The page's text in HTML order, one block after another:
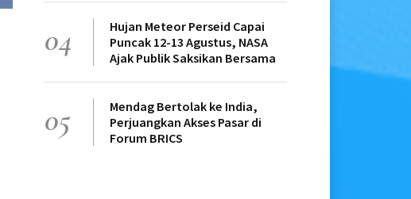
04
Hujan Meteor Perseid Capai
Puncak 12-13 Agustus, NASA
Ajak Publik Saksikan Bersama
05
Mendag Bertolak ke India,
Perjuangkan Akses Pasar di
Forum BRICS